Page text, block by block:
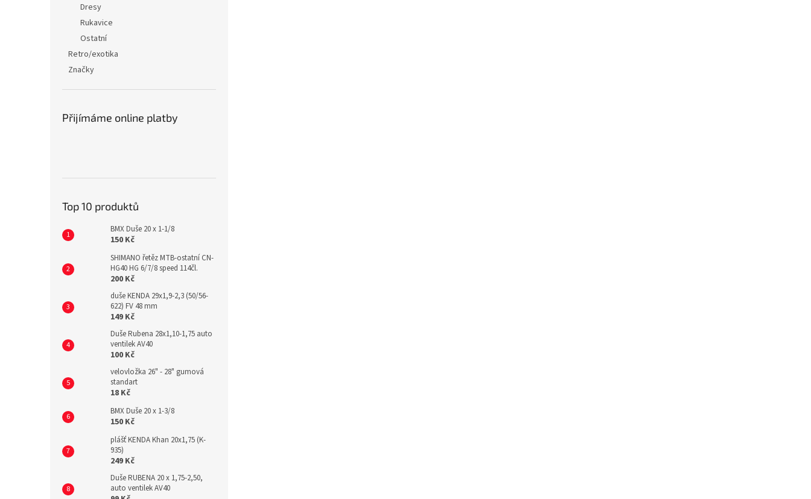
Dresy
Rukavice
Ostatní
Retro/exotika
Značky
Přijímáme online platby
Top 10 produktů
BMX Duše 20 x 1-1/8
150 Kč
SHIMANO řetěz MTB-ostatní CN-
HG40 HG 6/7/8 speed 114čl.
200 Kč
duše KENDA 29x1,9-2,3 (50/56-
622) FV 48 mm
149 Kč
Duše Rubena 28x1,10-1,75 auto
ventilek AV40
100 Kč
velovložka 26" - 28" gumová
standart
18 Kč
BMX Duše 20 x 1-3/8
150 Kč
plášť KENDA Khan 20x1,75 (K-
935)
249 Kč
Duše RUBENA 20 x 1,75-2,50,
auto ventilek AV40